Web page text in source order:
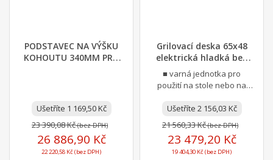
PODSTAVEC NA VÝŠKU
KOHOUTU 340MM PRO
Ušetříte 1 169,50 Kč
23 390,08 Kč(bez DPH)
26 886,90 Kč
22 220,58 Kč (bez DPH)
Grilovací deska 65x48
elektrická hladká bez
podestavby...
■ varná jednotka pro
použití na stole nebo na
650 x 480 mm ■ plotna z...
Ušetříte 2 156,03 Kč
21 560,33 Kč(bez DPH)
23 479,20 Kč
19 404,30 Kč (bez DPH)